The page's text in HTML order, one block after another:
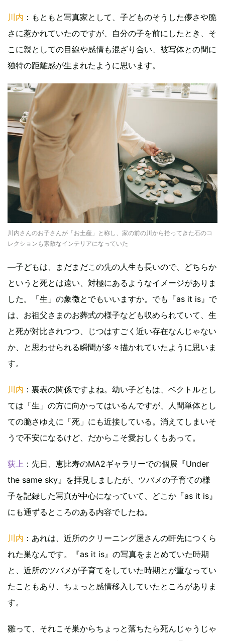
川内 ：もともと写真家として、子どものそうした儚さや脆
さに惹かれていたのですが、自分の子を前にしたとき、そ
こに親としての目線や感情も混ざり合い、被写体との間に
独特の距離感が生まれたように思います。
川内さんのお子さんが「お土産」と称し、家の前の川から拾ってきた石のコ
レクションも素敵なインテリアになっていた
―子どもは、まだまだこの先の人生も長いので、どちらか
というと死とは遠い、対極にあるようなイメージがありま
した。「生」の象徴とでもいいますか。でも『as it is』で
は、お祖父さまのお葬式の様子なども収められていて、生
と死が対比されつつ、じつはすごく近い存在なんじゃない
か、と思わせられる瞬間が多々描かれていたように思いま
す。
川内 ：裏表の関係ですよね。幼い子どもは、ベクトルとし
ては「生」の方に向かってはいるんですが、人間単体とし
ての脆さゆえに「死」にも近接している。消えてしまいそ
うで不安になるけど、だからこそ愛おしくもあって。
荻上 ：先日、恵比寿のMA2ギャラリーでの個展『Under
the same sky』を拝見しましたが、ツバメの子育ての様
子を記録した写真が中心になっていて、どこか『as it is』
にも通ずるところのある内容でしたね。
川内 ：あれは、近所のクリーニング屋さんの軒先につくら
れた巣なんです。『as it is』の写真をまとめていた時期
と、近所のツバメが子育てをしていた時期とが重なってい
たこともあり、ちょっと感情移入していたところがありま
す。
雛って、それこそ巣からちょっと落ちたら死んじゃうじゃ